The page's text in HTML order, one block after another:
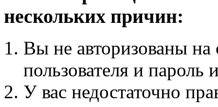
нескольких причин:
Вы не авторизованы на
пользователя и пароль
У вас недостаточно